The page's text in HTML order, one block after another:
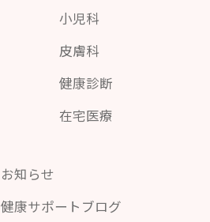
小児科
皮膚科
健康診断
在宅医療
お知らせ
健康サポートブログ